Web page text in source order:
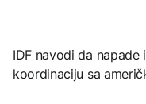
IDF navodi da
koordinaciju sa